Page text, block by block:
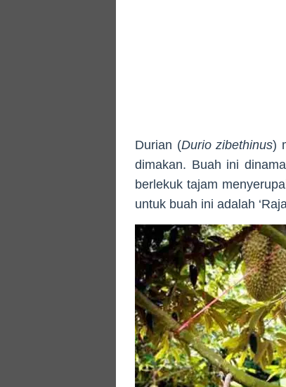
Durian (Durio zibethinus)
dimakan. Buah ini
berlekuk tajam
untuk buah ini adalah